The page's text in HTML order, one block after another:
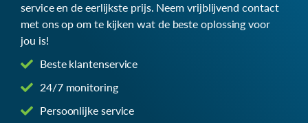
service en de eerlijkste prijs. Neem vrijblijvend contact
met ons op om te kijken wat de beste oplossing voor
jou is!
Beste klantenservice
24/7 monitoring
Persoonlijke service